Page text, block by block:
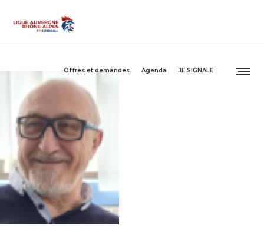
Offres et demandes Agenda JE SIGNALE